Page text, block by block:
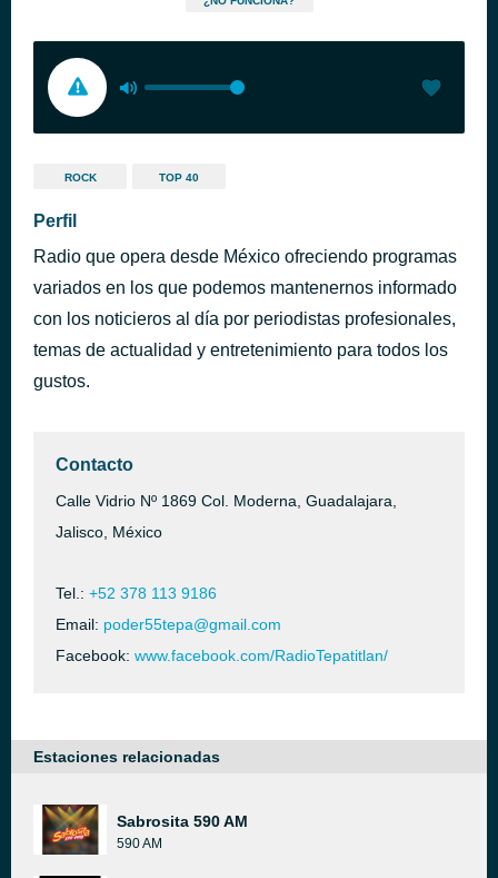
ROCK TOP 40
Perfil
Radio que opera desde México ofreciendo programas
variados en los que podemos mantenernos informado
con los noticieros al día por periodistas profesionales,
temas de actualidad y entretenimiento para todos los
gustos.
Contacto
Calle Vidrio Nº 1869 Col. Moderna, Guadalajara,
Jalisco, México
Tel.: +52 378 113 9186
Email: poder55tepa@gmail.com
Facebook: www.facebook.com/RadioTepatitlan/
Estaciones relacionadas
Sabrosita 590 AM
590 AM